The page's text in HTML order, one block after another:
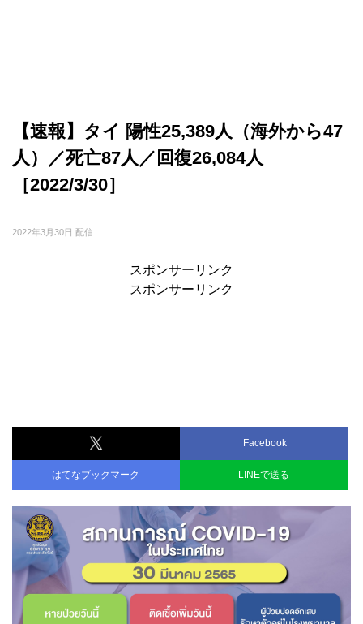
【速報】タイ 陽性25,389人（海外から47
人）／死亡87人／回復26,084人
［2022/3/30］
2022年3月30日 配信
スポンサーリンク
スポンサーリンク
Facebook
はてなブックマーク LINEで送る